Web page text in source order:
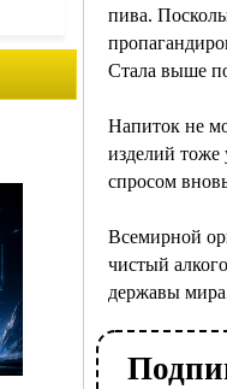
пива.
Стала выше
Напиток не
изделий тоже
спросом
Всемирной
чистый
державы